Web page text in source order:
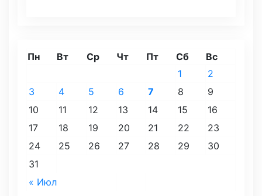
Пн Вт Ср Чт Пт Сб Вс
« Июл
1
2
3
4 5 6 7 8
9
10
11 12 13 14 15
16
17
18 19 20 21 22
23
24
25 26 27 28 29
30
31